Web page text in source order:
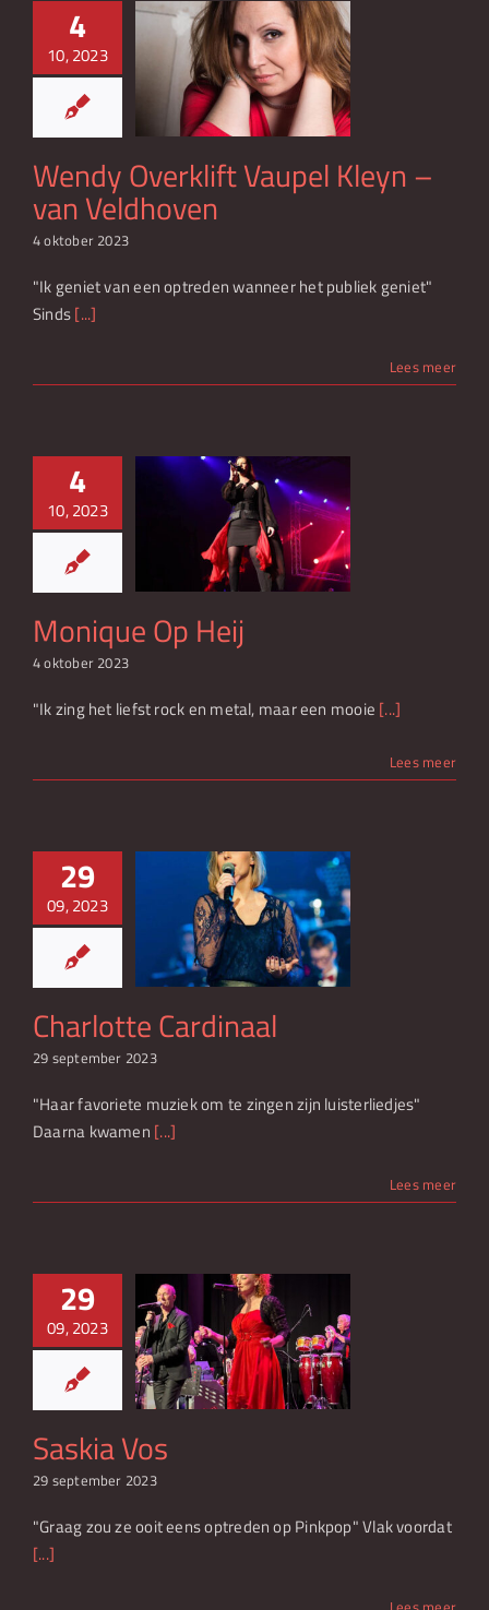
4
10, 2023
Overklift
– van
Wendy Overklift Vaupel Kleyn –
van Veldhoven
4 oktober 2023
"Ik geniet van een optreden wanneer het publiek geniet"
Sinds[...]
Lees meer
4
10, 2023
Op Heij
Monique Op Heij
4 oktober 2023
"Ik zing het liefst rock en metal, maar een mooie [...]
Lees meer
29
09, 2023
Cardinaal
Charlotte Cardinaal
29 september 2023
"Haar favoriete muziek om te zingen zijn luisterliedjes"
Daarna kwamen [...]
Lees meer
29
09, 2023
Saskia Vos
29 september 2023
"Graag zou ze ooit eens optreden op Pinkpop" Vlak voordat
[...]